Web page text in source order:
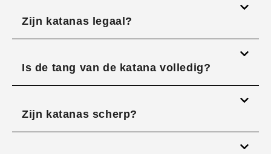
Zijn katanas legaal?
Is de tang van de katana volledig?
Zijn katanas scherp?